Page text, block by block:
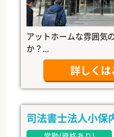
アットホームな雰囲気
か？...
詳しくは
司法書士法人小保